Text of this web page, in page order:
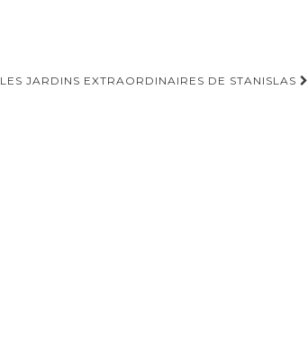
LES JARDINS EXTRAORDINAIRES DE STANISLAS